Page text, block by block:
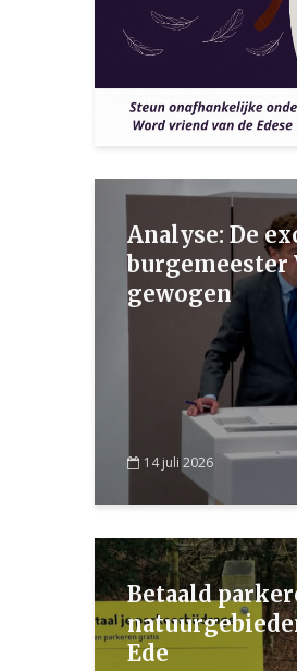
Analyse: De
burgemeester
gewogen
14 juli 2026
Betaald
Ede